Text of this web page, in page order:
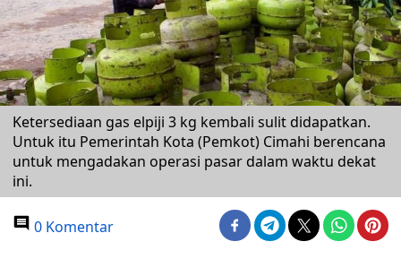
Ketersediaan gas elpiji 3 kg kembali sulit didapatkan.
Untuk itu Pemerintah Kota (Pemkot) Cimahi berencana
untuk mengadakan operasi pasar dalam waktu dekat
ini.
0 Komentar